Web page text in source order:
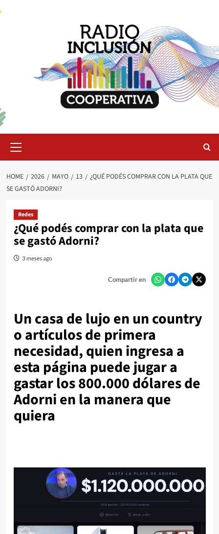
Menu
HOME 2026 MAYO 13
¿QUÉ PODÉS COMPRAR CON LA PLATA QUE
SE GASTÓ ADORNI?
Redes
¿Qué podés comprar con la plata que
se gastó Adorni?
3 meses ago
Compartir en
Un casa de lujo en un country
o artículos de primera
necesidad, quien ingresa a
esta página puede jugar a
gastar los 800.000 dólares de
Adorni en la manera que
quiera